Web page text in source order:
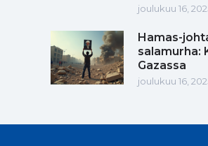
joulukuu 16,
Hamas-
salamurha:
Gazassa
joulukuu 16,